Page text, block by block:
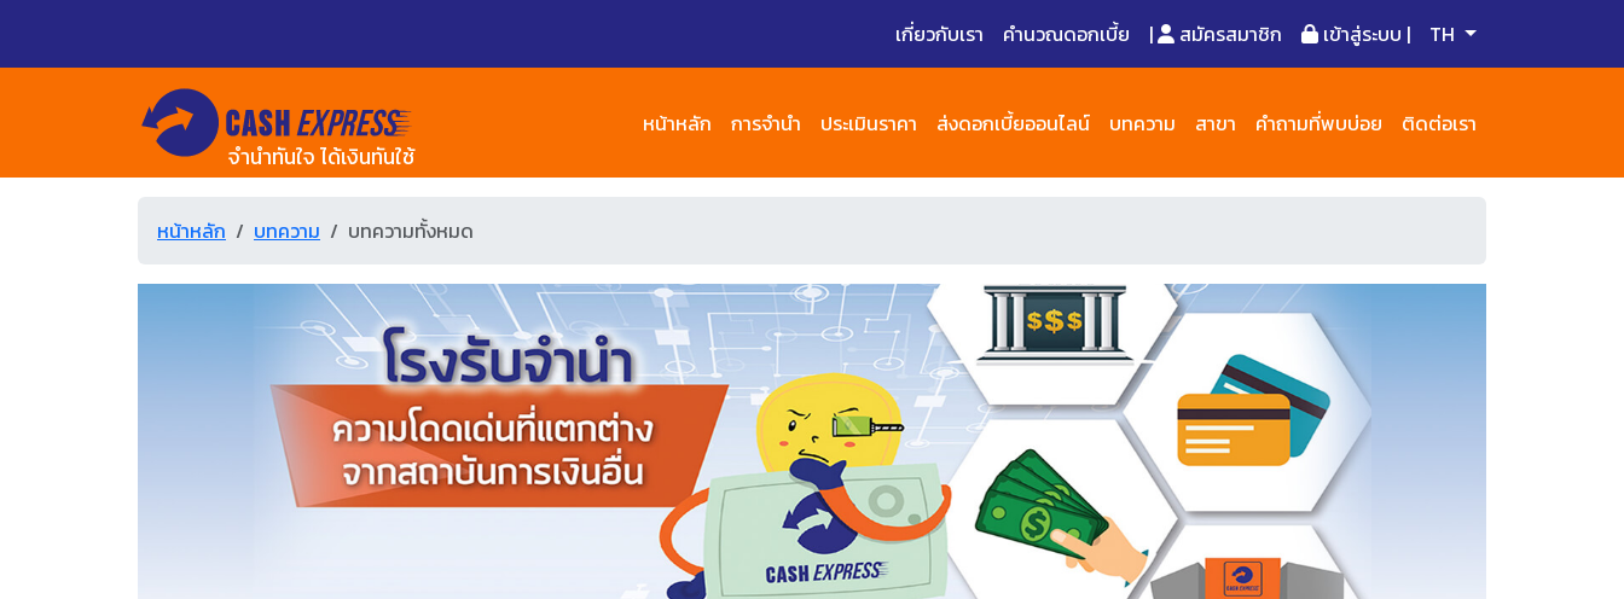
เกี่ยวกับเรา คำนวณดอกเบี้ย | สมัครสมาชิก เข้าสู่ระบบ | TH
จำนำทันใจ ได้เงินทันใช้
หน้าหลัก การจำนำ ประเมินราคา ส่งดอกเบี้ยออนไลน์ บทความ สาขา คำถามที่พบบ่อย ติดต่อเรา
หน้าหลัก บทความ บทความทั้งหมด